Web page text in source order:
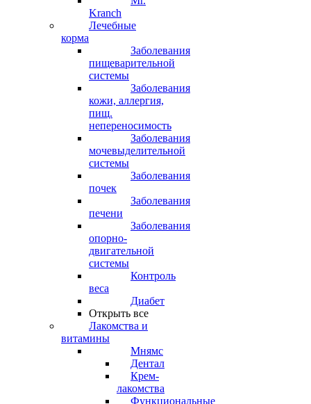
Kranch
Лечебные
корма
Заболевания
пищеварительной
системы
Заболевания
кожи, аллергия,
пищ.
непереносимость
Заболевания
мочевыделительной
системы
Заболевания
почек
Заболевания
печени
Заболевания
опорно-
двигательной
системы
Контроль
веса
Диабет
Открыть все
Лакомства и
витамины
Мнямс
Дентал
Крем-
лакомства
Функциональные